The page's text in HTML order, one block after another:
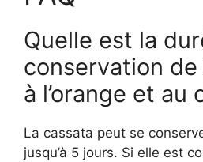
Quelle est la
conservation de
à l’orange et au
La cassata peut se
jusqu’à 5 jours. Si elle est